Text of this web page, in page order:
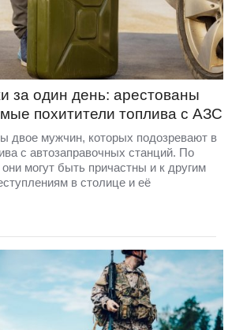
за один день: арестованы
похитители топлива с АЗС
двое мужчин, которых подозревают в
с автозаправочных станций. По
могут быть причастны и к другим
в столице и её